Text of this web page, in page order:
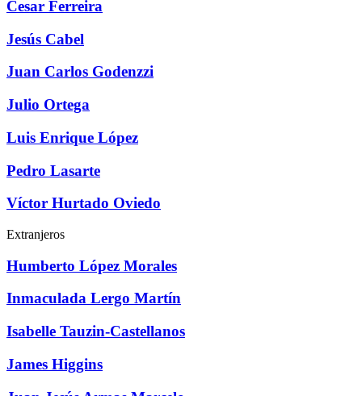
Cesar Ferreira
Jesús Cabel
Juan Carlos Godenzzi
Julio Ortega
Luis Enrique López
Pedro Lasarte
Víctor Hurtado Oviedo
Extranjeros
Humberto López Morales
Inmaculada Lergo Martín
Isabelle Tauzin-Castellanos
James Higgins